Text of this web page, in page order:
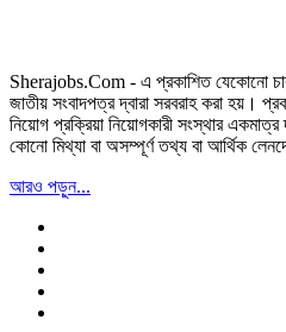
Sherajobs.Com - এ প্রকাশিত যেকোনো
জাতীয় সংবাদপত্র দ্বারা সরবরাহ করা হয়।
নিয়োগ প্রক্রিয়া নিয়োগকারী সংস্থার
কোনো মিথ্যা বা অসম্পূর্ণ তথ্য বা আর্থিক
আরও পড়ুন...